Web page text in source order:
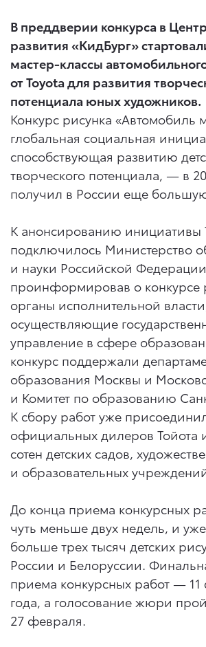
В преддверии конкурса в
развития «КидБург»
мастер-классы
от Toyota для развития
потенциала юных художников.
Конкурс рисунка «Автомобиль
глобальная социальная
способствующая развитию
творческого потенциала, — в
получил в России еще
К анонсированию инициативы
подключилось Министерство
и науки Российской Федерации,
проинформировав о конкурсе
органы исполнительной власти,
осуществляющие
управление в сфере
конкурс поддержали
образования Москвы и
и Комитет по образованию
К сбору работ уже
официальных дилеров Тойота
сотен детских садов,
и образовательных
До конца приема конкурсных
чуть меньше двух недель, и
больше трех тысяч детских
России и Белоруссии.
приема конкурсных работ — 11
года, а голосование жюри
27 февраля.